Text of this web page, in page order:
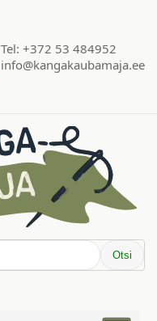
Tel: +372 53 484952
info@kangakaubamaja.ee
Otsi